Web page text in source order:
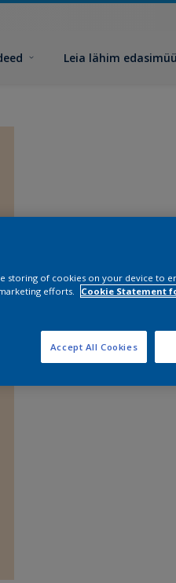
Leia lähim
Leia
storing of cookies on your device to
efforts.
Cookie Statement
Accept All Cookies